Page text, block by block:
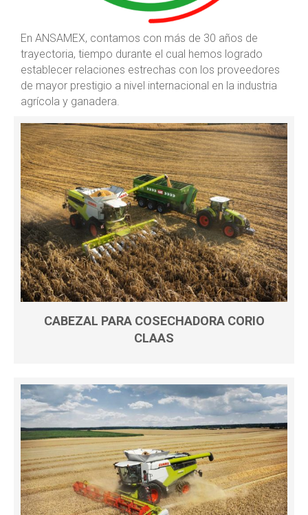
En ANSAMEX, contamos con más de 30 años de
trayectoria, tiempo durante el cual hemos logrado
establecer relaciones estrechas con los proveedores
de mayor prestigio a nivel internacional en la industria
agrícola y ganadera.
CABEZAL PARA COSECHADORA CORIO
CLAAS